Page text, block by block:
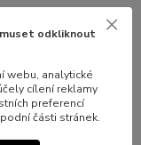
odkliknout
webu, analytické
cílení reklamy
preferencí
části stránek.